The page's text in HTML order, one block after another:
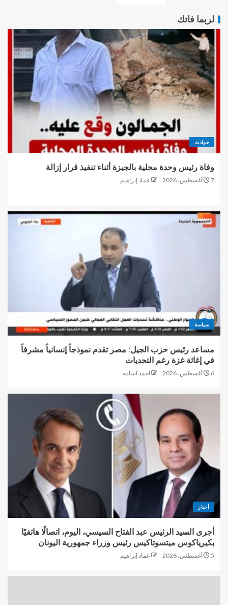
لربما فاتك
حوادث
وفاة رئيس وحدة محلية بالجيزة أثناء تنفيذ قرار إزالة
7 أغسطس، 2026 عماد إبراهيم
سياسة
مساعد رئيس حزب الجيل: مصر تقدم نموذجاً إنسانياً مشرفاً
في إغاثة غزة رغم التحديات
6 أغسطس، 2026 احمد اسامه
أخبار
أجرى السيد الرئيس عبد الفتاح السيسي، اليوم، اتصالًا هاتفيًا
بكيرياكوس ميتسوتاكيس رئيس وزراء جمهورية اليونان
5 أغسطس، 2026 عماد إبراهيم